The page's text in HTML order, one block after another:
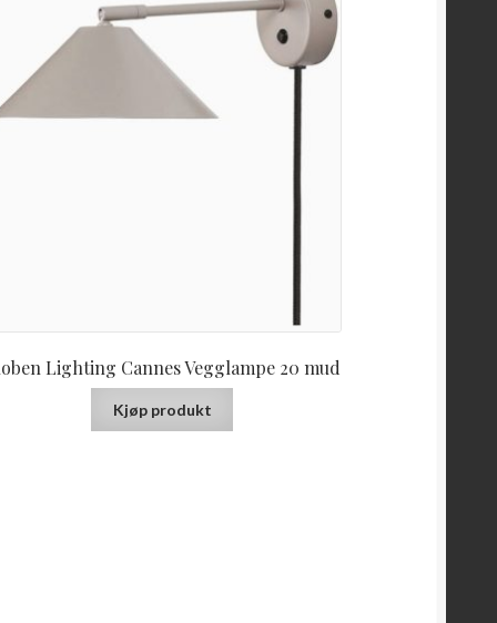
Lighting Cannes Vegglampe 20 mud
Kjøp produkt